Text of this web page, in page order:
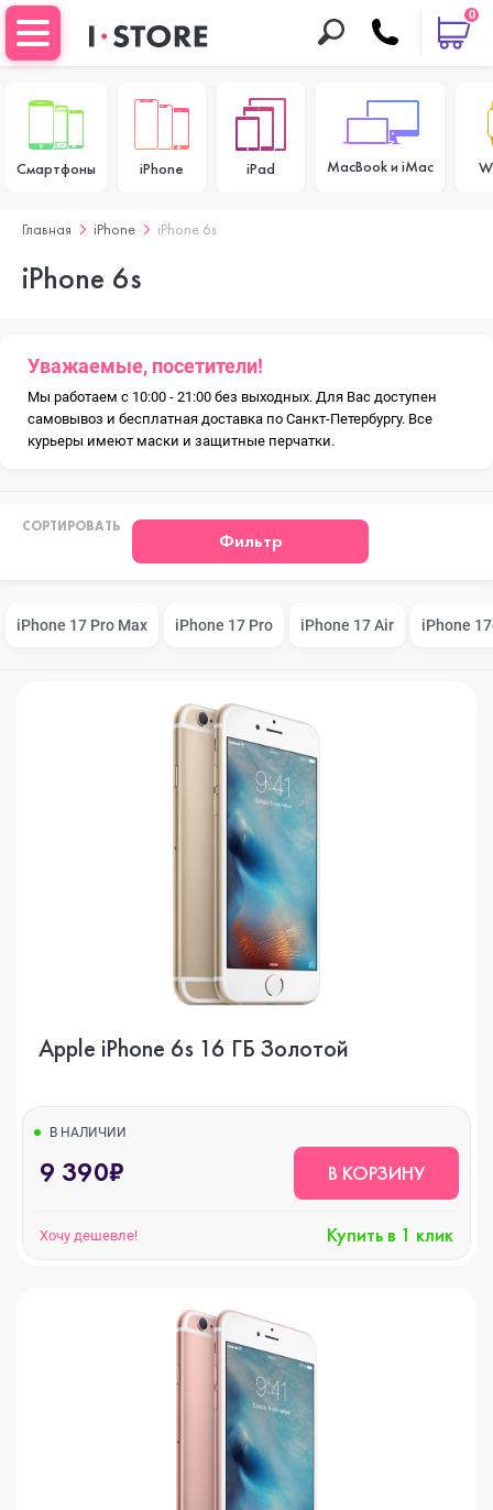
0
Смартфоны iPhone iPad MacBook и iMac
Главная iPhone iPhone 6s
iPhone 6s
Уважаемые, посетители!
Мы работаем с 10:00 - 21:00 без выходных. Для Вас доступен
самовывоз и бесплатная доставка по Санкт-Петербургу. Все
курьеры имеют маски и защитные перчатки.
iPhone 17 Pro Max iPhone 17 Pro iPhone 17 Air iPhone
СОРТИРОВАТЬ
Фильтр
Apple iPhone 6s 16 ГБ Золотой
В НАЛИЧИИ
9 390₽ В КОРЗИНУ
Хочу дешевле! Купить в 1 клик